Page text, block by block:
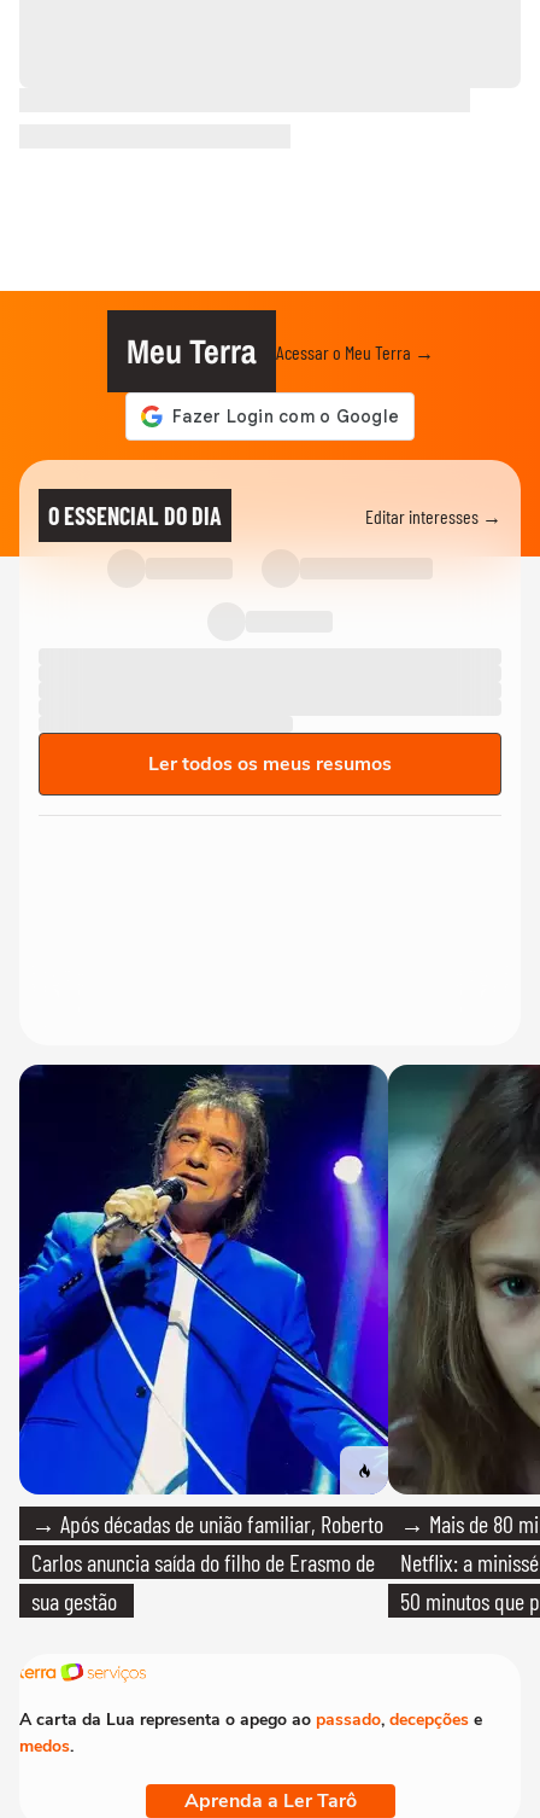
Meu Terra Acessar o Meu Terra →
O ESSENCIAL DO DIA Editar interesses →
Ler todos os meus resumos
→ Após décadas de união familiar, Roberto
Carlos anuncia saída do filho de Erasmo de
sua gestão
→ Mais de 80
Netflix: a
50 minutos que
A carta da Lua representa o apego ao passado, decepções e
medos.
Aprenda a Ler Tarô